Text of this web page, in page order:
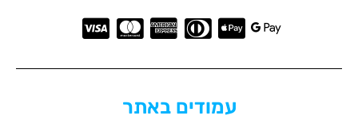
עמודים באתר